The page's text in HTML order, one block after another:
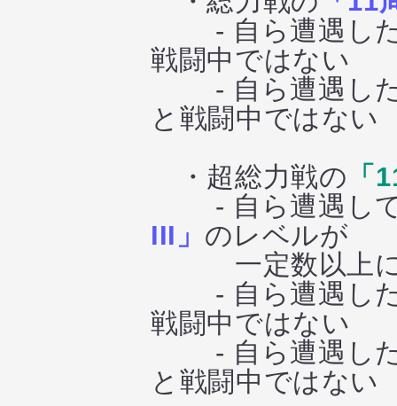
- 自ら遭遇した
戦闘中ではない
- 自ら遭遇した
と戦闘中ではない
・超総力戦の 「
- 自ら遭遇して
III」 のレベルが
一定数以上に
- 自ら遭遇した
戦闘中ではない
- 自ら遭遇した
と戦闘中ではない